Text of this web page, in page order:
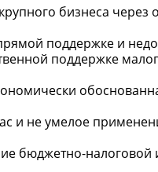
бизнеса через
поддержке и
поддержке
и не умелое
бюджетно-налоговой